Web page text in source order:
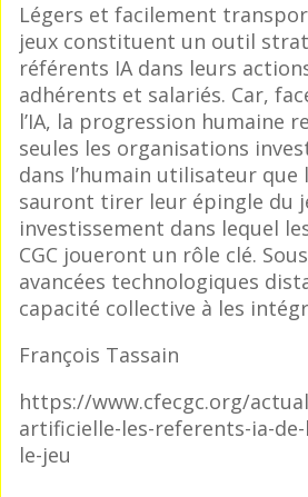
Légers et facilement
jeux constituent un outil
référents IA dans leurs
adhérents et salariés. Car,
l’IA, la progression humaine
seules les organisations
dans l’humain utilisateur que
sauront tirer leur épingle du
investissement dans lequel
CGC joueront un rôle clé.
avancées technologiques
capacité collective à les
François Tassain
https://www.cfecgc.org/
artificielle-les-referents-ia-
le-jeu